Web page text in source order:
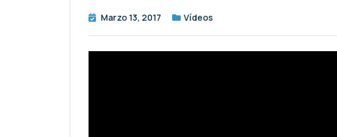
Marzo 13, 2017 Vídeos